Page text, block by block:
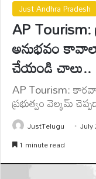
Just Andhra Pradesh
AP Tourism:
అనుభవం
చేయండి చాలు..
AP Tourism:
ప్రభుత్వం వెల్కమ్
JustTelugu July
1 minute read